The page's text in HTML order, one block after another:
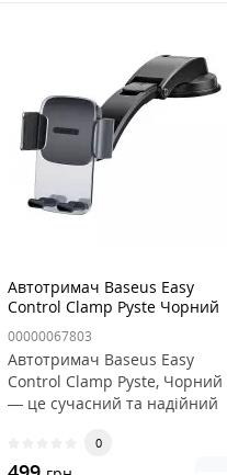
Автотримач Baseus Easy
Control Clamp Pyste Чорний
00000067803
Автотримач Baseus Easy
Control Clamp Pyste, Чорний
— це сучасний та надійний
0